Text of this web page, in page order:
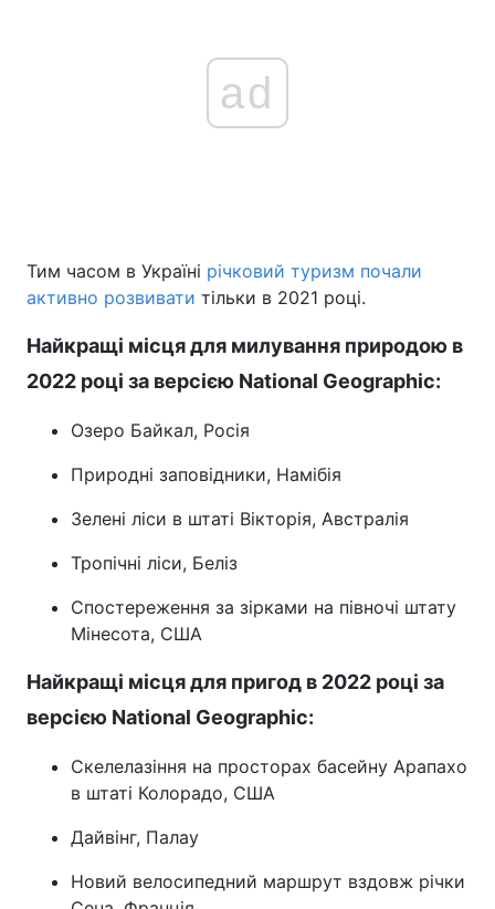
ad
Тим часом в Україні річковий туризм почали
активно розвивати тільки в 2021 році.
Найкращі місця для милування природою в
2022 році за версією National Geographic:
Озеро Байкал, Росія
Природні заповідники, Намібія
Зелені ліси в штаті Вікторія, Австралія
Тропічні ліси, Беліз
Спостереження за зірками на півночі штату
Мінесота, США
Найкращі місця для пригод в 2022 році за
версією National Geographic:
Скелелазіння на просторах басейну Арапахо
в штаті Колорадо, США
Дайвінг, Палау
Новий велосипедний маршрут вздовж річки